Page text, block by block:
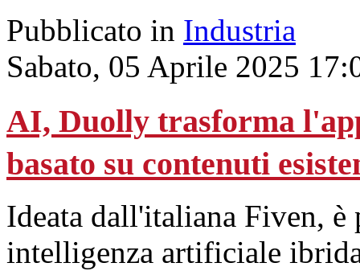
Pubblicato in Industria
Sabato, 05 Aprile 2025
AI, Duolly trasforma
basato su contenuti
Ideata dall'italiana Fiven,
intelligenza artificiale